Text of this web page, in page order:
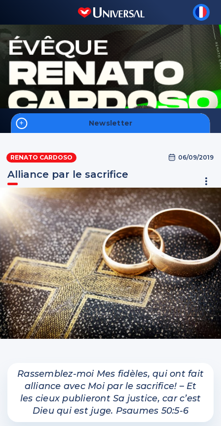
Newsletter
S'inscrire
Foi
Hommes
Intelligence Spirituelle
IntelliMen
Parents et enfants
Relationnel
Vidéos
RENATO CARDOSO 06/09/2019
Alliance par le sacrifice
Rassemblez-moi Mes fidèles, qui ont fait
alliance avec Moi par le sacrifice! – Et
les cieux publieront Sa justice, car c’est
Dieu qui est juge. Psaumes 50:5-6